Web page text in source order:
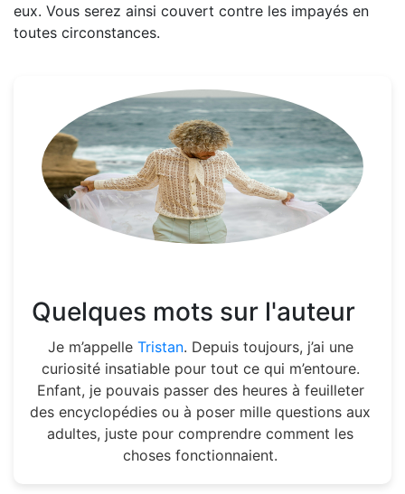
eux. Vous serez ainsi couvert contre les impayés en
toutes circonstances.
Quelques mots sur l'auteur
Je m’appelle Tristan. Depuis toujours, j’ai une
curiosité insatiable pour tout ce qui m’entoure.
Enfant, je pouvais passer des heures à feuilleter
des encyclopédies ou à poser mille questions aux
adultes, juste pour comprendre comment les
choses fonctionnaient.